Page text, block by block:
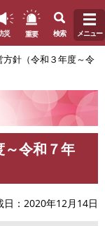
災 重要 検索 メニュー
方針（令和３年度～令
～令和７年
日 2020年12月14日